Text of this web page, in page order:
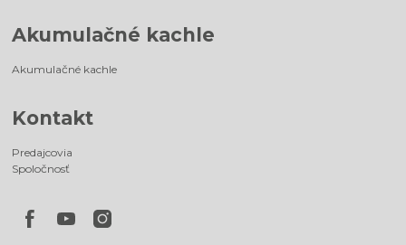
Akumulačné kachle
Akumulačné kachle
Kontakt
Predajcovia
Spoločnosť